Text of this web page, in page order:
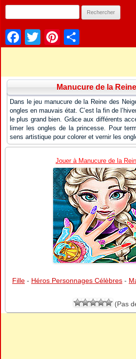
Facebook
TwitterPinterest
Manucure de la
Dans le jeu manucure de la Reine des
ongles en mauvais état. C’est la fin de
le plus grand bien. Grâce aux différents
limer les ongles de la princesse. Pour
sens artistique pour colorer et vernir les
Jouer à Manucure de la
Fille - Héros Personnages Célèbres -
(Pas